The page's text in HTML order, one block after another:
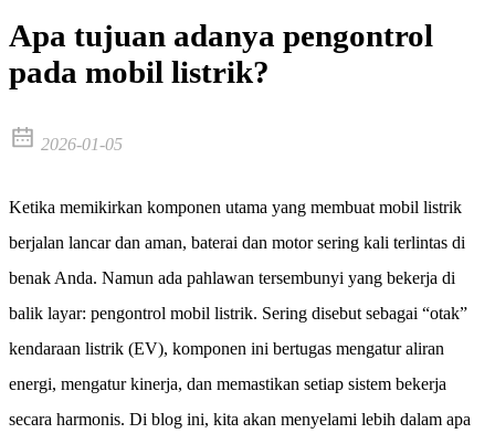
Apa tujuan adanya pengontrol
pada mobil listrik?
2026-01-05
Ketika memikirkan komponen utama yang membuat mobil listrik
berjalan lancar dan aman, baterai dan motor sering kali terlintas di
benak Anda. Namun ada pahlawan tersembunyi yang bekerja di
balik layar: pengontrol mobil listrik. Sering disebut sebagai “otak”
kendaraan listrik (EV), komponen ini bertugas mengatur aliran
energi, mengatur kinerja, dan memastikan setiap sistem bekerja
secara harmonis. Di blog ini, kita akan menyelami lebih dalam apa